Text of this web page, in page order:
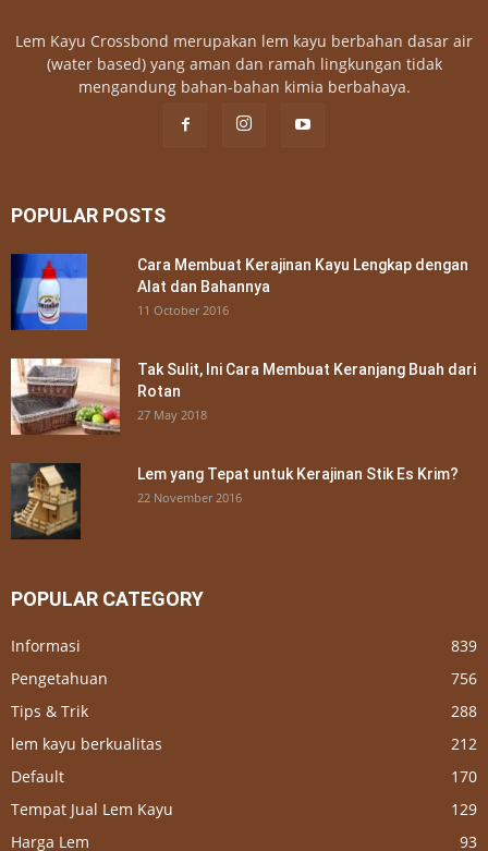
Lem Kayu Crossbond merupakan lem kayu berbahan dasar air
(water based) yang aman dan ramah lingkungan tidak
mengandung bahan-bahan kimia berbahaya.
POPULAR POSTS
Cara Membuat Kerajinan Kayu Lengkap dengan
Alat dan Bahannya
11 October 2016
Tak Sulit, Ini Cara Membuat Keranjang Buah dari
Rotan
27 May 2018
Lem yang Tepat untuk Kerajinan Stik Es Krim?
22 November 2016
POPULAR CATEGORY
Informasi
839
Pengetahuan
756
Tips & Trik
288
lem kayu berkualitas
212
Default
170
Tempat Jual Lem Kayu
129
Harga Lem
93